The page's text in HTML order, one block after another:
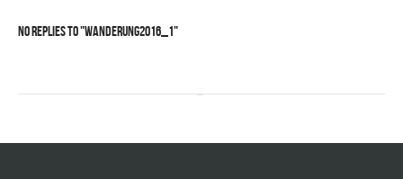
No Replies to "wanderung2016_1"